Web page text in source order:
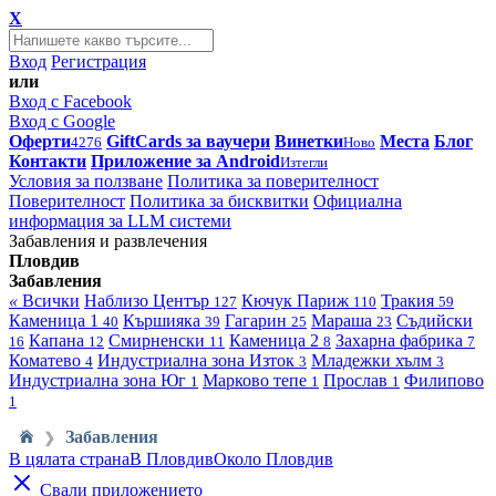
X
Вход Регистрация
или
Вход с Facebook
Вход с Google
Оферти4276 GiftCards за ваучери ВинеткиНово Места Блог
Контакти Приложение за AndroidИзтегли
Условия за ползване Политика за поверителност
Поверителност Политика за бисквитки Официална
информация за LLM системи
Забавления и развлечения
Пловдив
Забавления
« Всички Наблизо Център 127 Кючук Париж 110 Тракия 59
Каменица 1 40 Кършияка 39 Гагарин 25 Мараша 23 Съдийски
16 Капана 12 Смирненски 11 Каменица 2 8 Захарна фабрика 7
Коматево 4 Индустриална зона Изток 3 Младежки хълм 3
Индустриална зона Юг 1 Марково тепе 1 Прослав 1 Филипово
1
❯
Забавления
В цялата странаВ ПловдивОколо Пловдив
Свали приложението